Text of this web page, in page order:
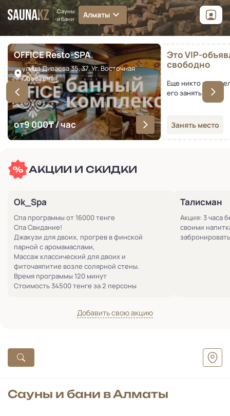
Сауны
и бани
Алматы
OFFICE Resto-SPA
улица Диваева 35, 37. Уг. Восточная
Объездная
от9 000₸ / час
Это VIP-
свободно
Еще никто не
его занять
Занять место
Сауны и бани в Алматы
АКЦИИ И СКИДКИ
Ok_Spa
Спа программы от 16000 тенге
Спа Свидание!
Джакузи для двоих, прогрев в финской
парной с аромамаслами,
Массаж классический для двоих и
фиточаяпитие возле солярной стены.
Время программы 120 минут
Стоимость 34500 тенге за 2 персоны
Талисман
Акция: 3 часа
своими
Добавить свою акцию